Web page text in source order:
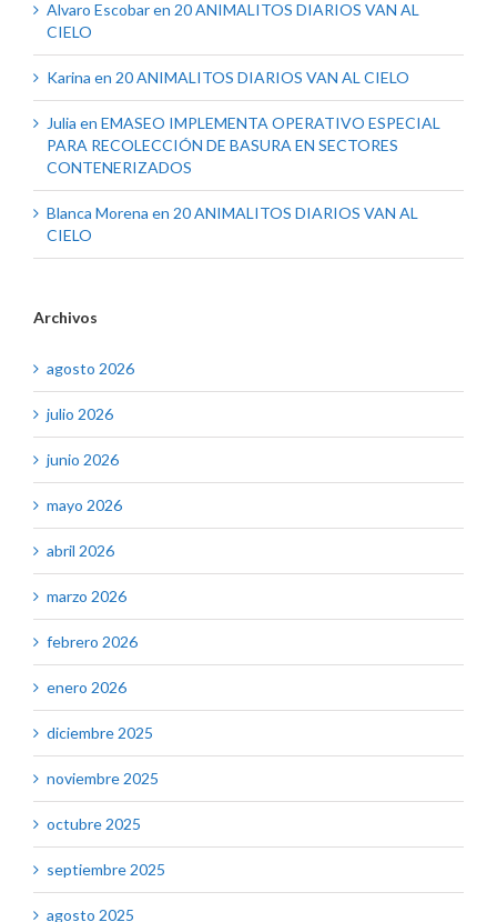
Alvaro Escobaren 20 ANIMALITOS DIARIOS VAN AL
CIELO
Karina en 20 ANIMALITOS DIARIOS VAN AL CIELO
Julia en EMASEO IMPLEMENTA OPERATIVO ESPECIAL
PARA RECOLECCIÓN DE BASURA EN SECTORES
CONTENERIZADOS
Blanca Morena en 20 ANIMALITOS DIARIOS VAN AL
CIELO
Archivos
agosto 2026
julio 2026
junio 2026
mayo 2026
abril 2026
marzo 2026
febrero 2026
enero 2026
diciembre 2025
noviembre 2025
octubre 2025
septiembre 2025
agosto 2025